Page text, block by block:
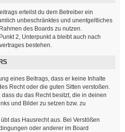
erteilst du dem Betreiber ein
unbeschränktes und unentgeltliches
des Boards zu nutzen.
2, Unterpunkt a bleibt auch nach
bestehen.
eines Beitrags, dass er keine Inhalte
Recht oder die guten Sitten verstoßen.
du das Recht besitzt, die in deinen
und Bilder zu setzen bzw. zu
das Hausrecht aus. Bei Verstößen
oder anderer im Board